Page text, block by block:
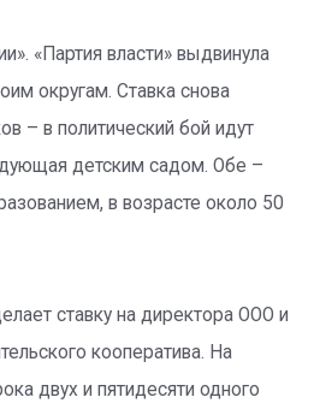
«Партия власти» выдвинула
округам. Ставка снова
– в политический бой идут
детским садом. Обе –
в возрасте около 50
ставку на директора ООО и
кооператива. На
двух и пятидесяти одного